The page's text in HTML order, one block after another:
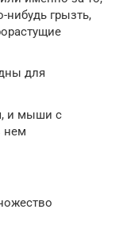
грызть,
для
и мыши с
нем